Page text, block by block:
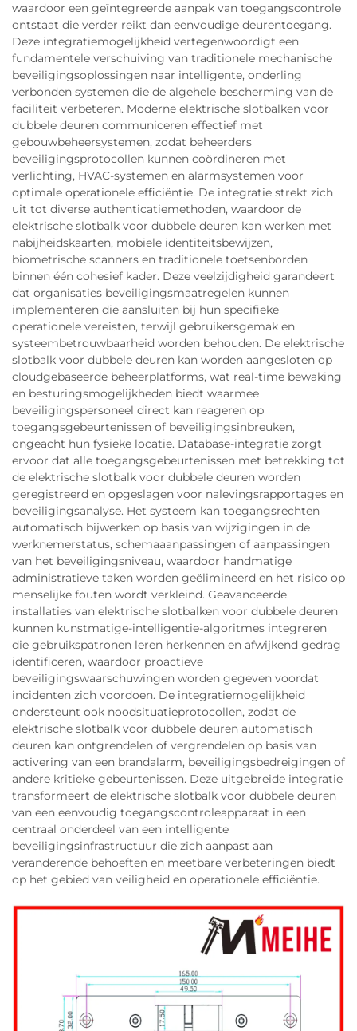
waardoor een geïntegreerde aanpak van toegangscontrole
ontstaat die verder reikt dan eenvoudige deurentoegang.
Deze integratiemogelijkheid vertegenwoordigt een
fundamentele verschuiving van traditionele mechanische
beveiligingsoplossingen naar intelligente, onderling
verbonden systemen die de algehele bescherming van de
faciliteit verbeteren. Moderne elektrische slotbalken voor
dubbele deuren communiceren effectief met
gebouwbeheersystemen, zodat beheerders
beveiligingsprotocollen kunnen coördineren met
verlichting, HVAC-systemen en alarmsystemen voor
optimale operationele efficiëntie. De integratie strekt zich
uit tot diverse authenticatiemethoden, waardoor de
elektrische slotbalk voor dubbele deuren kan werken met
nabijheidskaarten, mobiele identiteitsbewijzen,
biometrische scanners en traditionele toetsenborden
binnen één cohesief kader. Deze veelzijdigheid garandeert
dat organisaties beveiligingsmaatregelen kunnen
implementeren die aansluiten bij hun specifieke
operationele vereisten, terwijl gebruikersgemak en
systeembetrouwbaarheid worden behouden. De elektrische
slotbalk voor dubbele deuren kan worden aangesloten op
cloudgebaseerde beheerplatforms, wat real-time bewaking
en besturingsmogelijkheden biedt waarmee
beveiligingspersoneel direct kan reageren op
toegangsgebeurtenissen of beveiligingsinbreuken,
ongeacht hun fysieke locatie. Database-integratie zorgt
ervoor dat alle toegangsgebeurtenissen met betrekking tot
de elektrische slotbalk voor dubbele deuren worden
geregistreerd en opgeslagen voor nalevingsrapportages en
beveiligingsanalyse. Het systeem kan toegangsrechten
automatisch bijwerken op basis van wijzigingen in de
werknemerstatus, schemaaanpassingen of aanpassingen
van het beveiligingsniveau, waardoor handmatige
administratieve taken worden geëlimineerd en het risico op
menselijke fouten wordt verkleind. Geavanceerde
installaties van elektrische slotbalken voor dubbele deuren
kunnen kunstmatige-intelligentie-algoritmes integreren
die gebruikspatronen leren herkennen en afwijkend gedrag
identificeren, waardoor proactieve
beveiligingswaarschuwingen worden gegeven voordat
incidenten zich voordoen. De integratiemogelijkheid
ondersteunt ook noodsituatieprotocollen, zodat de
elektrische slotbalk voor dubbele deuren automatisch
deuren kan ontgrendelen of vergrendelen op basis van
activering van een brandalarm, beveiligingsbedreigingen of
andere kritieke gebeurtenissen. Deze uitgebreide integratie
transformeert de elektrische slotbalk voor dubbele deuren
van een eenvoudig toegangscontroleapparaat in een
centraal onderdeel van een intelligente
beveiligingsinfrastructuur die zich aanpast aan
veranderende behoeften en meetbare verbeteringen biedt
op het gebied van veiligheid en operationele efficiëntie.